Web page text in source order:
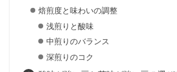
焙煎度と味わいの調整
浅煎りと酸味
中煎りのバランス
深煎りのコク